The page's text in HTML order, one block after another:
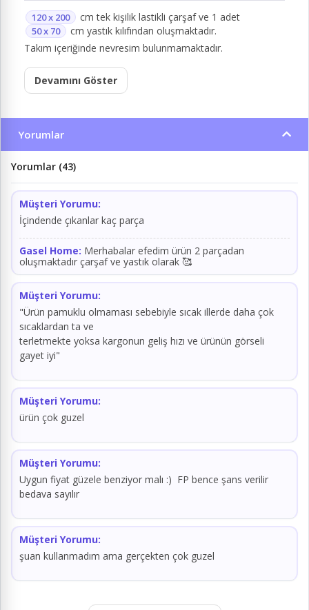
120 x 200 cm tek kişilik lastikli çarşaf ve 1 adet
50 x 70
cm yastık kılıfından oluşmaktadır.
Takım içeriğinde nevresim bulunmamaktadır.
Devamını Göster
Yorumlar
Yorumlar (43)
Müşteri Yorumu:
İçindende çıkanlar kaç parça
Gasel Home: Merhabalar efedim ürün 2 parçadan
oluşmaktadır çarşaf ve yastık olarak 🥰
Müşteri Yorumu:
"Ürün pamuklu olmaması sebebiyle sıcak illerde daha çok
sıcaklardan ta ve
terletmekte yoksa kargonun geliş hızı ve ürünün görseli
gayet iyi"
Müşteri Yorumu:
ürün çok guzel
Müşteri Yorumu:
Uygun fiyat güzele benziyor malı :) FP bence şans verilir
bedava sayılır
Müşteri Yorumu:
şuan kullanmadım ama gerçekten çok guzel